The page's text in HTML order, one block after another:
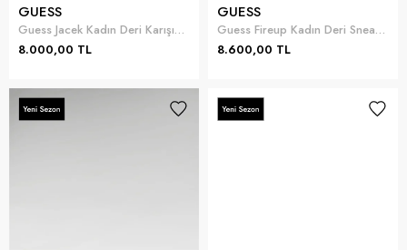
GUESS
Guess Jacek Kadın Deri Karışımlı Sneaker Siyah
8.000,00 TL
GUESS
Guess Fireup Kadın Deri Sneaker Beyaz
8.600,00 TL